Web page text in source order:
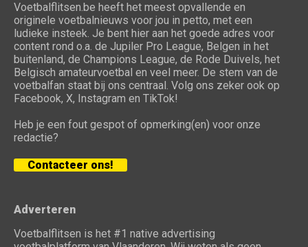
Voetbalflitsen.be heeft het meest opvallende en
originele voetbalnieuws voor jou in petto, met een
ludieke insteek. Je bent hier aan het goede adres voor
content rond o.a. de Jupiler Pro League, Belgen in het
buitenland, de Champions League, de Rode Duivels, het
Belgisch amateurvoetbal en veel meer. De stem van de
voetbalfan staat bij ons centraal. Volg ons zeker ook op
Facebook, X, Instagram en TikTok!
Heb je een fout gespot of opmerking(en) voor onze
redactie?
Contacteer ons!
Adverteren
Voetbalflitsen is het #1 native advertising